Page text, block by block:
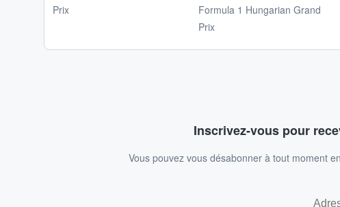
Prix
Formula 1 Hungarian Grand
Prix
Inscrivez-vous pour
Vous pouvez vous désabonner à tout moment